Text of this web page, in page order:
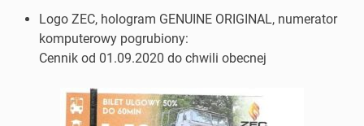
Logo ZEC, hologram GENUINE ORIGINAL, numerator
komputerowy pogrubiony:
Cennik od 01.09.2020 do chwili obecnej